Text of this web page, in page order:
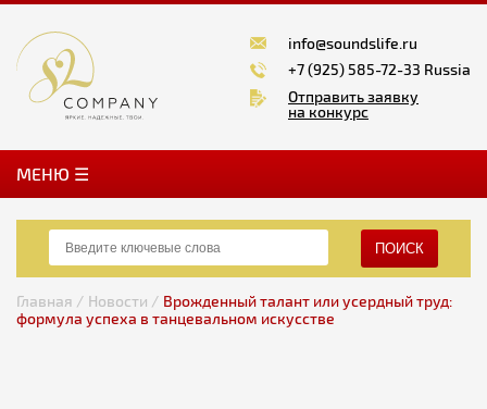
info@soundslife.ru
+7 (925) 585-72-33 Russia
Отправить заявку
на конкурс
MЕНЮ ☰
ПОИСК
Главная / Новости / Врожденный талант или усердный труд:
формула успеха в танцевальном искусстве